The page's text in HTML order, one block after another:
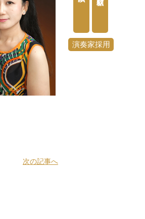
演奏家採用
次の記事へ